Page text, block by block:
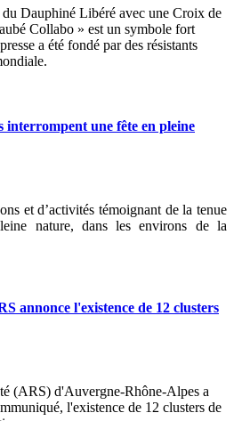
du Dauphiné Libéré avec une Croix de
Collabo » est un symbole fort
a été fondé par des résistants
interrompent une fête en pleine
et d’activités témoignant de la tenue
nature, dans les environs de la
annonce l'existence de 12 clusters
(ARS) d'Auvergne-Rhône-Alpes a
l'existence de 12 clusters de